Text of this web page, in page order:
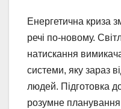
Енергетична криза
речі по-новому.
натискання
системи, яку зараз
людей. Підготовка
розумне